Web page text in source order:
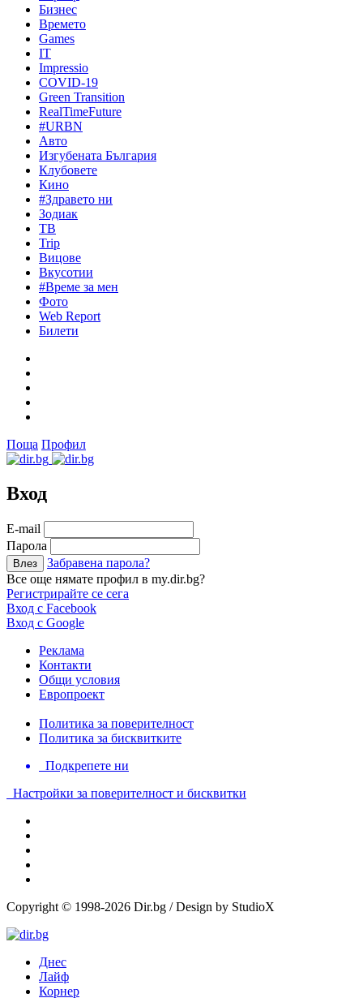
Бизнес
Времето
Games
IT
Impressio
COVID-19
Green Transition
RealTimeFuture
#URBN
Авто
Изгубената България
Клубовете
Кино
#Здравето ни
Зодиак
ТВ
Trip
Вицове
Вкусотии
#Време за мен
Фото
Web Report
Билети
Поща Профил
Вход
Е-mail
Парола
Забравена парола?
Все още нямате профил в my.dir.bg?
Регистрирайте се сега
Вход с Facebook
Вход с Google
Реклама
Контакти
Общи условия
Европроект
Политика за поверителност
Политика за бисквитките
Подкрепете ни
Настройки за поверителност и бисквитки
Copyright © 1998-2026 Dir.bg / Design by StudioX
Днес
Лайф
Корнер